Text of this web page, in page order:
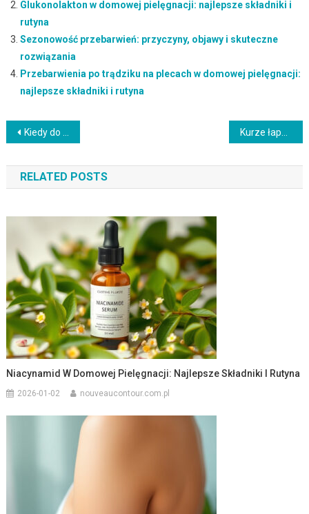
Glukonolakton w domowej pielęgnacji: najlepsze składniki i
rutyna
Sezonowość przebarwień: przyczyny, objawy i skuteczne
rozwiązania
Przebarwienia po trądziku na plecach w domowej pielęgnacji:
najlepsze składniki i rutyna
Nawigacja
wpisu
Kiedy do dermatologa z przebarwieniami – kiedy lepiej skonsultować specjalistę
RELATED POSTS
Niacynamid W Domowej Pielęgnacji: Najlepsze Składniki I Rutyna
2026-01-02 nouveaucontour.com.pl